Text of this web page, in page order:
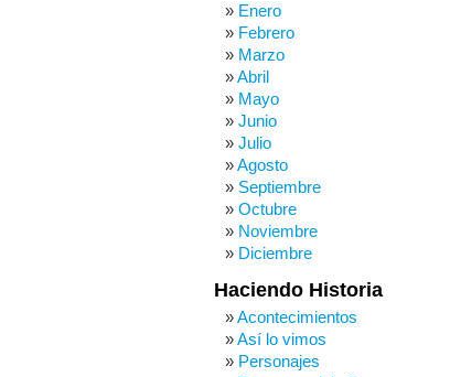
Enero
Febrero
Marzo
Abril
Mayo
Junio
Julio
Agosto
Septiembre
Octubre
Noviembre
Diciembre
Haciendo Historia
Acontecimientos
Así lo vimos
Personajes